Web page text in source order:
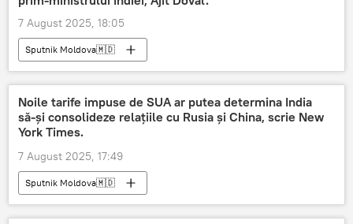
7 August 2025, 18:05
Sputnik Moldova🇲🇩
Noile tarife impuse de SUA ar putea determina India
să-și consolideze relațiile cu Rusia și China, scrie New
York Times.
7 August 2025, 17:49
Sputnik Moldova🇲🇩